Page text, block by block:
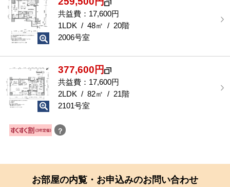
共益費：17,600円
1LDK / 48㎡ / 20階
2006号室
377,600円
共益費：17,600円
2LDK / 82㎡ / 21階
2101号室
？
お部屋の内覧・お申込みのお問い合わせ